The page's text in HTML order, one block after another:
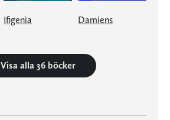
Ifigenia Damiens
Visa alla 36 böcker